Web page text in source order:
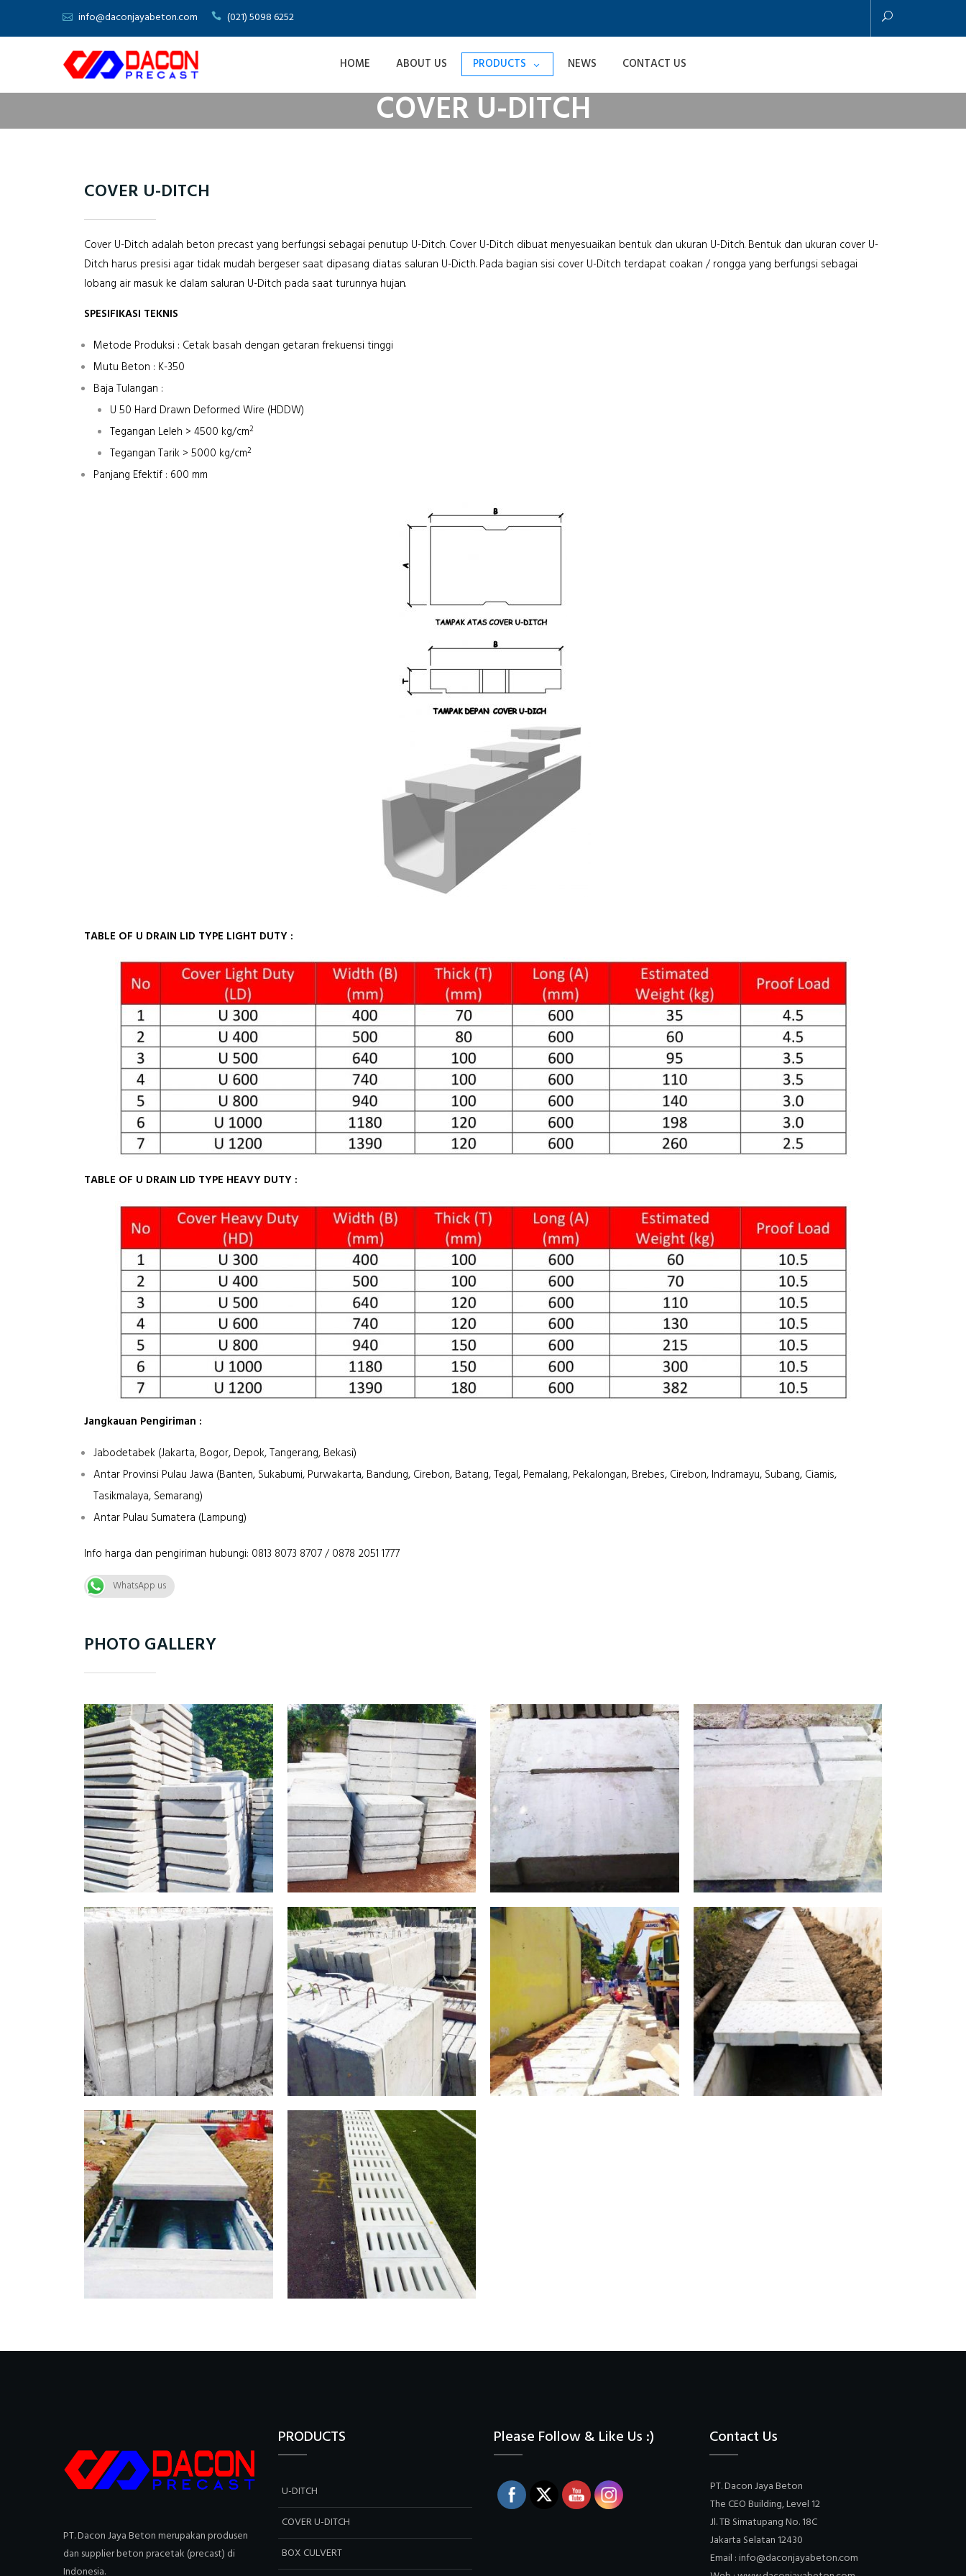
info@daconjayabeton.com (021) 5098 6252
HOME ABOUT US PRODUCTS NEWS CONTACT US
COVER U-DITCH
COVER U-DITCH
Cover U-Ditch adalah beton precast yang berfungsi sebagai penutup U-Ditch. Cover U-Ditch dibuat menyesuaikan bentuk dan ukuran U-Ditch. Bentuk dan ukuran cover U-
Ditch harus presisi agar tidak mudah bergeser saat dipasang diatas saluran U-Dicth. Pada bagian sisi cover U-Ditch terdapat coakan / rongga yang berfungsi sebagai
lobang air masuk ke dalam saluran U-Ditch pada saat turunnya hujan.
SPESIFIKASI TEKNIS
Metode Produksi : Cetak basah dengan getaran frekuensi tinggi
Mutu Beton : K-350
Baja Tulangan :
U 50 Hard Drawn Deformed Wire (HDDW)
Tegangan Leleh > 4500 kg/cm2
Tegangan Tarik > 5000 kg/cm2
Panjang Efektif : 600 mm
TABLE OF U DRAIN LID TYPE LIGHT DUTY :
TABLE OF U DRAIN LID TYPE HEAVY DUTY :
Jangkauan Pengiriman :
Jabodetabek (Jakarta, Bogor, Depok, Tangerang, Bekasi)
Antar Provinsi Pulau Jawa (Banten, Sukabumi, Purwakarta, Bandung, Cirebon, Batang, Tegal, Pemalang, Pekalongan, Brebes, Cirebon, Indramayu, Subang, Ciamis,
Tasikmalaya, Semarang)
Antar Pulau Sumatera (Lampung)
Info harga dan pengiriman hubungi: 0813 8073 8707 / 0878 2051 1777
WhatsApp us
PHOTO GALLERY
PT. Dacon Jaya Beton merupakan produsen
dan supplier beton pracetak (precast) di
Indonesia.
PRODUCTS
U-DITCH
COVER U-DITCH
BOX CULVERT
Please Follow & Like Us :) Contact Us
PT. Dacon Jaya Beton
The CEO Building, Level 12
Jl. TB Simatupang No. 18C
Jakarta Selatan 12430
Email : info@daconjayabeton.com